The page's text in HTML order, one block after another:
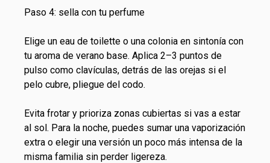
Paso 4: sella con tu perfume
Elige un eau de toilette o una colonia en sintonía con
tu aroma de verano base. Aplica 2–3 puntos de
pulso como clavículas, detrás de las orejas si el
pelo cubre, pliegue del codo.
Evita frotar y prioriza zonas cubiertas si vas a estar
al sol. Para la noche, puedes sumar una vaporización
extra o elegir una versión un poco más intensa de la
misma familia sin perder ligereza.